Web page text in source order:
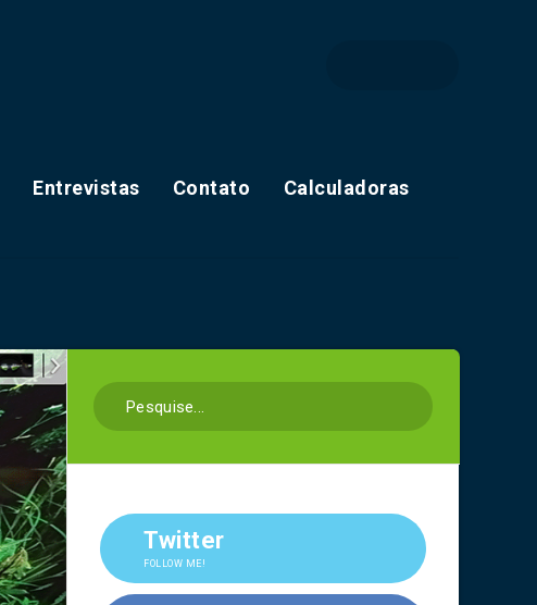
Entrevistas Contato Calculadoras
Twitter
FOLLOW ME!